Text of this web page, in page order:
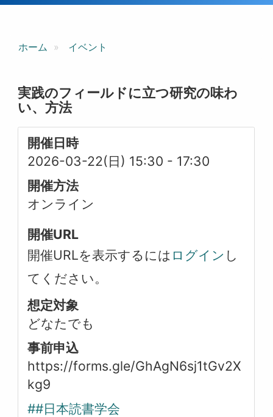
ホーム イベント
実践のフィールドに立つ研究の味わ
い、方法
開催日時
2026-03-22(日) 15:30 - 17:30
開催方法
オンライン
開催URL
開催URLを表示するには ログイン し
てください。
想定対象
どなたでも
事前申込
https://forms.gle/GhAgN6sj1tGv2X
kg9
##日本読書学会